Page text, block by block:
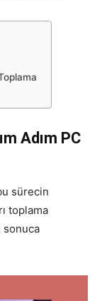
Adım PC
sürecin
toplama
sonuca